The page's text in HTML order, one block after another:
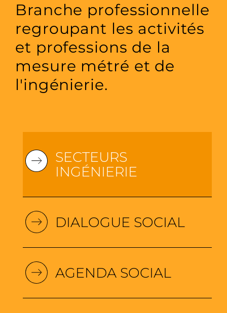
Branche professionnelle
regroupant les activités
et professions de la
mesure métré et de
l'ingénierie.
SECTEURS
INGÉNIERIE
DIALOGUE SOCIAL
AGENDA SOCIAL